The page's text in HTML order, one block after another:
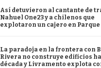
Así detuvieron al cantante de
Nahuel One23 y a chilenos que
explotaron un cajero en
La paradoja en la frontera con
Rivera no construye edificios
década y Livramento explota